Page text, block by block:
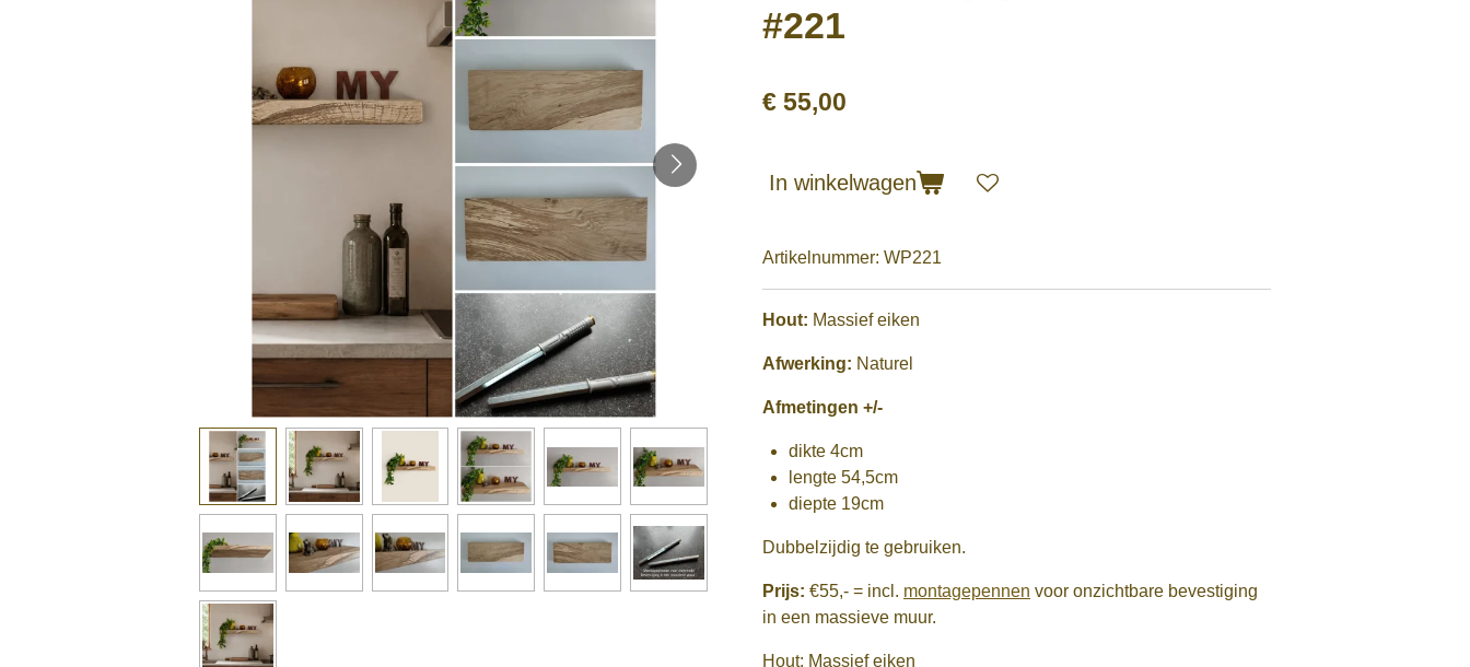
#221
€ 55,00
In winkelwagen
Artikelnummer: WP221
Hout: Massief eiken
Afwerking: Naturel
Afmetingen +/-
dikte 4cm
lengte 54,5cm
diepte 19cm
Dubbelzijdig te gebruiken.
Prijs: €55,- = incl. montagepennen voor onzichtbare bevestiging
in een massieve muur.
Hout: Massief eiken